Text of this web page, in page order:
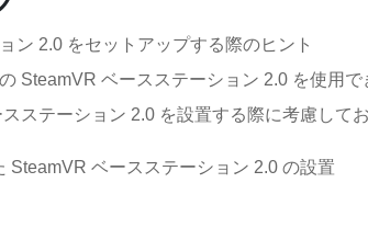
ン 2.0 をセットアップする際のヒント
SteamVR ベースステーション 2.0 を使用で
ステーション 2.0 を設置する際に考慮して
SteamVR ベースステーション 2.0 の設置